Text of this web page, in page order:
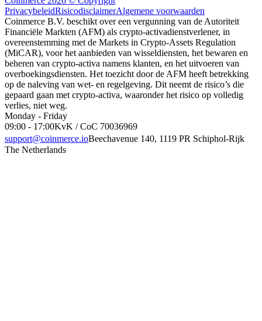
PrivacybeleidRisicodisclaimerAlgemene voorwaarden
Coinmerce B.V. beschikt over een vergunning van de Autoriteit
Financiële Markten (AFM) als crypto-activadienstverlener, in
overeenstemming met de Markets in Crypto-Assets Regulation
(MiCAR), voor het aanbieden van wisseldiensten, het bewaren en
beheren van crypto-activa namens klanten, en het uitvoeren van
overboekingsdiensten. Het toezicht door de AFM heeft betrekking
op de naleving van wet- en regelgeving. Dit neemt de risico’s die
gepaard gaan met crypto-activa, waaronder het risico op volledig
verlies, niet weg.
Monday - Friday
09:00 - 17:00KvK / CoC 70036969
support@coinmerce.ioBeechavenue 140, 1119 PR Schiphol-Rijk
The Netherlands